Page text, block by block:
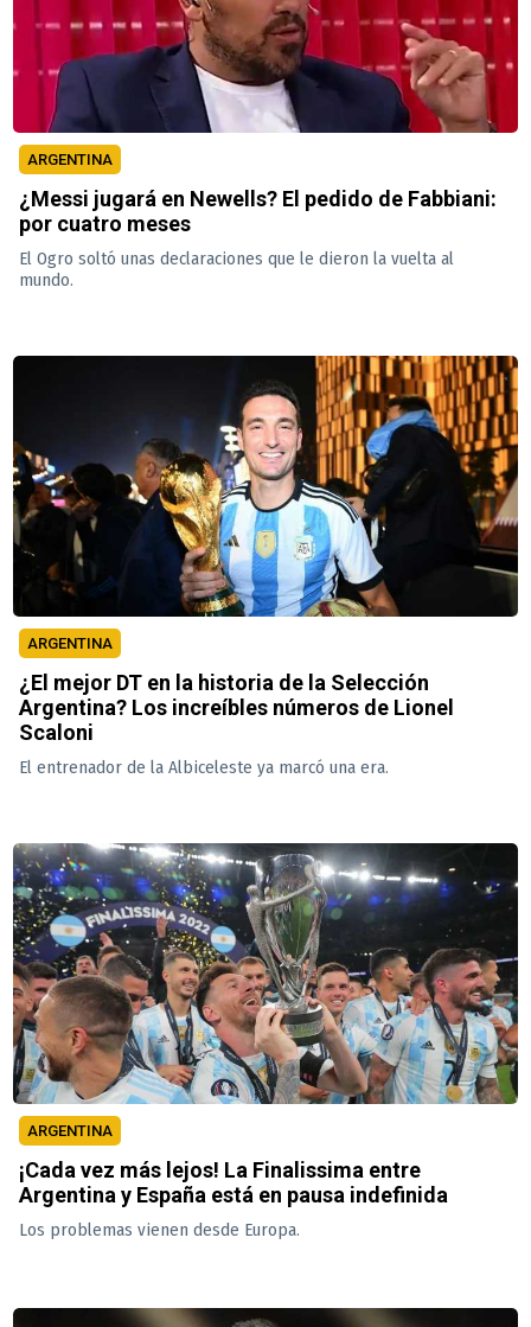
ARGENTINA
¿Messi jugará en Newells? El pedido de Fabbiani:
por cuatro meses
El Ogro soltó unas declaraciones que le dieron la vuelta al
mundo.
ARGENTINA
¿El mejor DT en la historia de la Selección
Argentina? Los increíbles números de Lionel
Scaloni
El entrenador de la Albiceleste ya marcó una era.
ARGENTINA
¡Cada vez más lejos! La Finalissima entre
Argentina y España está en pausa indefinida
Los problemas vienen desde Europa.